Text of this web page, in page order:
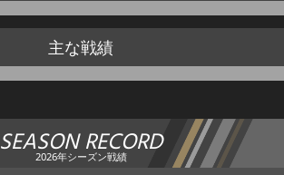
主な戦績
SEASON RECORD
2026年シーズン戦績